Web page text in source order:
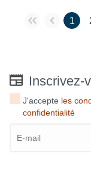
1
Inscrivez-
J'accepte les
confidentialité